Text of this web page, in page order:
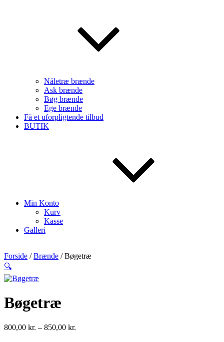
Nåletræ brænde
Ask brænde
Bøg brænde
Ege brænde
Få et uforpligtende tilbud
BUTIK
Min Konto
Kurv
Kasse
Galleri
Forside /Brænde / Bøgetræ
🔍
Bøgetræ
800,00 kr. – 850,00 kr.